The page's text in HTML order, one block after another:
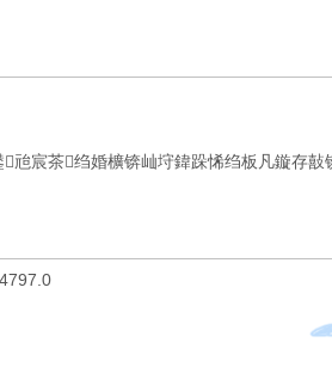
宸茶绉婚櫎锛屾垨鍏跺悕绉板凡鏇存